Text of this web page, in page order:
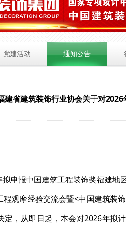
党建活动 通知公告
建省建筑装饰行业协会关于对
拟申报中国建筑工程装饰奖福建
程观摩经验交流会暨<中国建筑装
定，从即日起，本会对2026年拟